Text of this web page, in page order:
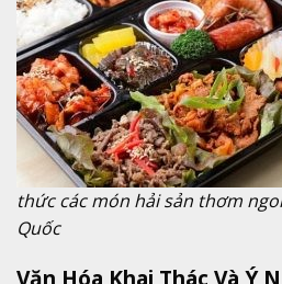
thức các món hải sản thơm
Quốc
Văn Hóa Khai Thác Và Ý